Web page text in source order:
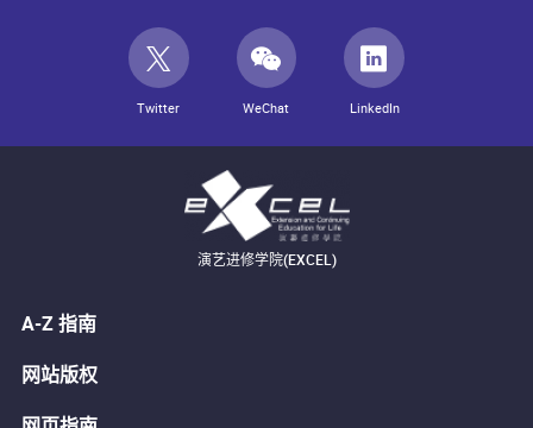
Twitter WeChat LinkedIn
演艺进修学院(EXCEL)
A-Z 指南
网站版权